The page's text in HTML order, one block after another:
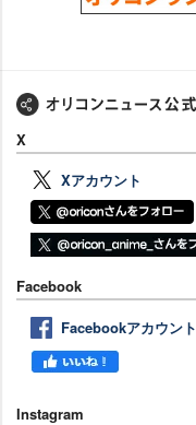
X
Xアカウント
Facebook
Facebookアカウント
Instagram